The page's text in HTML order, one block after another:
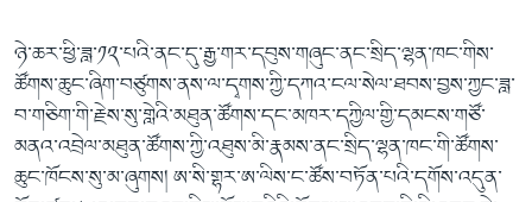
ཉེ་ཆར་ཕྱི་ཟླ་༡༢་པའི་ནང་དུ་རྒྱ་གར་དབུས་གཞུང་ནང་སྲིད་ལྷན་ཁང་གིས་
ཚོགས་ཆུང་ཞིག་བཙུགས་ནས་ལ་དྭགས་ཀྱི་དཀའ་ངལ་སེལ་ཐབས་བྱས་ཀྱང་ཟླ་
བ་གཅིག་གི་རྗེས་སུ་གླེའི་མཐུན་ཚོགས་དང་མཁར་དཀྱིལ་གྱི་དམངས་གཙོ་
མནའ་འབྲེལ་མཐུན་ཚོགས་ཀྱི་འཐུས་མི་རྣམས་ནང་སྲིད་ལྷན་ཁང་གི་ཚོགས་
ཆུང་ཁོངས་སུ་མ་ཞུགས། ཨ་སི་གྷར་ཨ་ལིས་ང་ཚོས་བཏོན་པའི་དགོས་འདུན་